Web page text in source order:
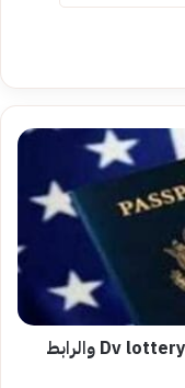
خطوات التقديم في اللوتري الأمريكي Dv lottery والرابط